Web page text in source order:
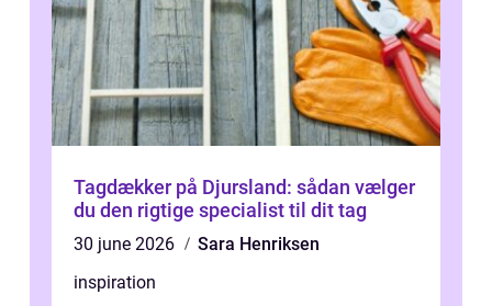
Tagdækker på Djursland: sådan vælger
du den rigtige specialist til dit tag
30 june 2026
Sara Henriksen
inspiration